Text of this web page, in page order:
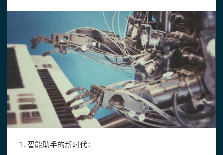
智能助手的新时代：